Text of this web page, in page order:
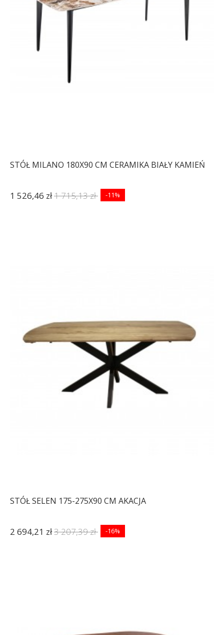
DZIKI DĄB
3 572,01 zł 4 013,50 zł 1 367,75 zł
STÓŁ MILANO 180X90 CM CERAMIKA BIAŁY KAMIEŃ
1 526,46 zł1 715,13 zł -11%
STÓŁ SELEN 175-275X90 CM AKACJA
2 694,21 zł3 207,39 zł -16%